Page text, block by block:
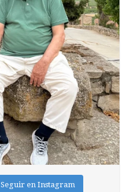
Seguir en Instagram